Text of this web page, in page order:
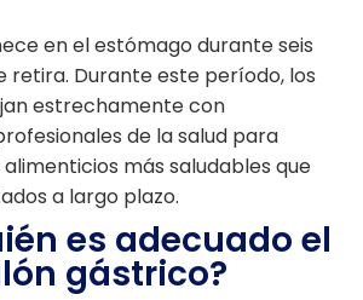
en el estómago durante seis
retira. Durante este período, los
estrechamente con
de la salud para
más saludables que
a largo plazo.
es adecuado el
gástrico?